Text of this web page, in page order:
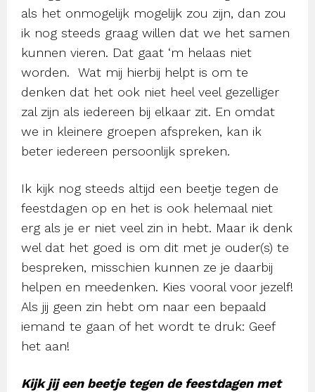
als het onmogelijk mogelijk zou zijn, dan zou
ik nog steeds graag willen dat we het samen
kunnen vieren. Dat gaat ‘m helaas niet
worden. Wat mij hierbij helpt is om te
denken dat het ook niet heel veel gezelliger
zal zijn als iedereen bij elkaar zit. En omdat
we in kleinere groepen afspreken, kan ik
beter iedereen persoonlijk spreken.
Ik kijk nog steeds altijd een beetje tegen de
feestdagen op en het is ook helemaal niet
erg als je er niet veel zin in hebt. Maar ik denk
wel dat het goed is om dit met je ouder(s) te
bespreken, misschien kunnen ze je daarbij
helpen en meedenken. Kies vooral voor jezelf!
Als jij geen zin hebt om naar een bepaald
iemand te gaan of het wordt te druk: Geef
het aan!
Kijk jij een beetje tegen de feestdagen met